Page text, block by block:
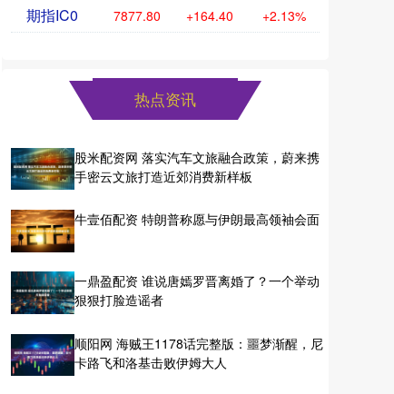
期指IC0 7877.80 +164.40 +2.13%
热点资讯
股米配资网 落实汽车文旅融合政策，蔚来携
手密云文旅打造近郊消费新样板
牛壹佰配资 特朗普称愿与伊朗最高领袖会面
一鼎盈配资 谁说唐嫣罗晋离婚了？一个举动
狠狠打脸造谣者
顺阳网 海贼王1178话完整版：噩梦渐醒，尼
卡路飞和洛基击败伊姆大人